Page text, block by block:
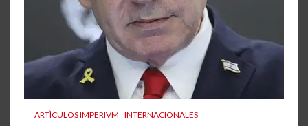
ARTÌCULOS IMPERIVM INTERNACIONALES